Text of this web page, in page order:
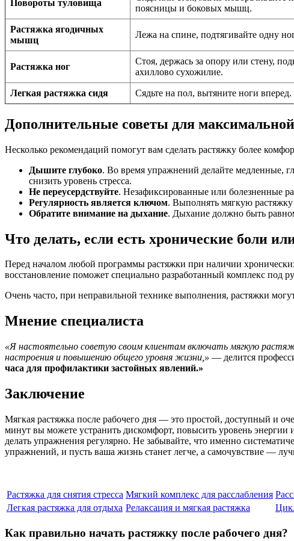
Повороты туловища
поясницы и боковых мышц.
Растяжка ягодичных
мышц
Лежа на спине, подтягивайте одну
Растяжка ног
Стоя, держась за опору или стену,
ахиллово сухожилие.
Легкая растяжка сидя Сядьте на пол, вытяните ноги вперед.
Дополнительные советы для
Несколько рекомендаций помогут вам сделать растяжку более
Дышите глубоко. Во время упражнений делайте медленные,
снизить уровень стресса.
Не переусердствуйте. Незафиксированные или болезненные
Регулярность является ключом. Выполнять мягкую растяжку
Обратите внимание на дыхание. Дыхание должно быть
Что делать, если есть хронические боли
Перед началом любой программы растяжки при наличии
восстановление поможет специально разработанный комплекс под
Очень часто, при неправильной технике выполнения, растяжки
Мнение специалиста
«Я настоятельно советую своим клиентам включать мягкую
настроения и повышению общего уровня жизни,» — делится
часа для профилактики застойных явлений.»
Заключение
Мягкая растяжка после рабочего дня — это простой, доступный и
минут вы можете устранить дискомфорт, повысить уровень энергии
делать упражнения регулярно. Не забывайте, что именно
упражнений, и пусть ваша жизнь станет легче, а самочувствие —
Растяжка для снятия стресса Мягкий комплекс для расслабления
Легкая растяжка для отдыха Релаксация и мягкая растяжка
Как правильно начать растяжку после рабочего дня?